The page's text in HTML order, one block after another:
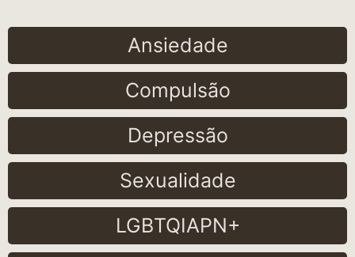
Ansiedade
Compulsão
Depressão
Sexualidade
LGBTQIAPN+